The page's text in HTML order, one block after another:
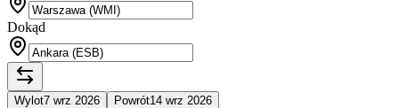
Dokąd
Wylot7 wrz 2026 Powrót14 wrz 2026